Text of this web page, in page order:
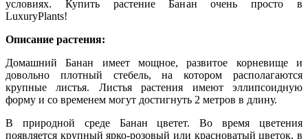
условиях. Купить растение Банан очень просто в
LuxuryPlants!
Описание растения:
Домашний Банан имеет мощное, развитое корневище и
довольно плотный стебель, на котором располагаются
крупные листья. Листья растения имеют эллипсоидную
форму и со временем могут достигнуть 2 метров в длину.
В природной среде Банан цветет. Во время цветения
появляется крупный ярко-розовый или красноватый цветок, в